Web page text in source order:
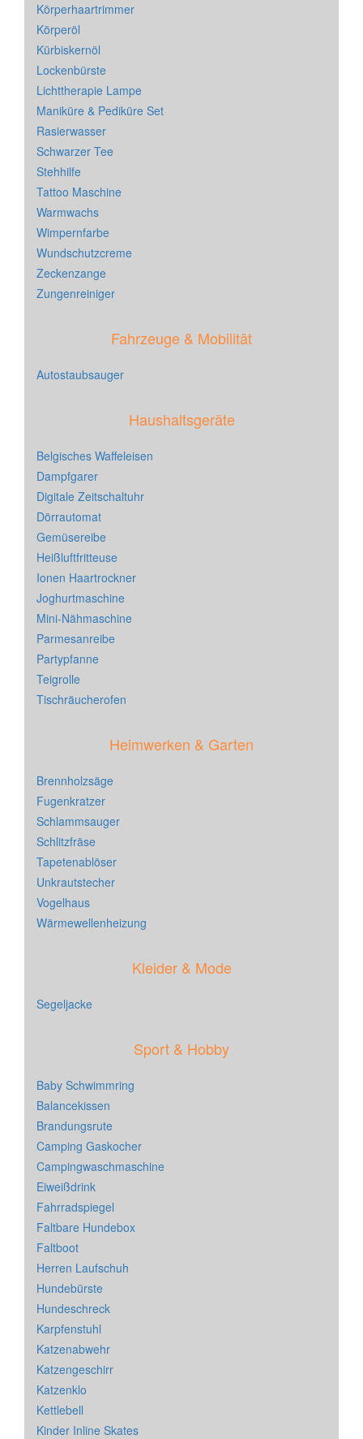
Körperhaartrimmer
Körperöl
Kürbiskernöl
Lockenbürste
Lichttherapie Lampe
Maniküre & Pediküre Set
Rasierwasser
Schwarzer Tee
Stehhilfe
Tattoo Maschine
Warmwachs
Wimpernfarbe
Wundschutzcreme
Zeckenzange
Zungenreiniger
Fahrzeuge & Mobilität
Autostaubsauger
Haushaltsgeräte
Belgisches Waffeleisen
Dampfgarer
Digitale Zeitschaltuhr
Dörrautomat
Gemüsereibe
Heißluftfritteuse
Ionen Haartrockner
Joghurtmaschine
Mini-Nähmaschine
Parmesanreibe
Partypfanne
Teigrolle
Tischräucherofen
Heimwerken & Garten
Brennholzsäge
Fugenkratzer
Schlammsauger
Schlitzfräse
Tapetenablöser
Unkrautstecher
Vogelhaus
Wärmewellenheizung
Kleider & Mode
Segeljacke
Sport & Hobby
Baby Schwimmring
Balancekissen
Brandungsrute
Camping Gaskocher
Campingwaschmaschine
Eiweißdrink
Fahrradspiegel
Faltbare Hundebox
Faltboot
Herren Laufschuh
Hundebürste
Hundeschreck
Karpfenstuhl
Katzenabwehr
Katzengeschirr
Katzenklo
Kettlebell
Kinder Inline Skates